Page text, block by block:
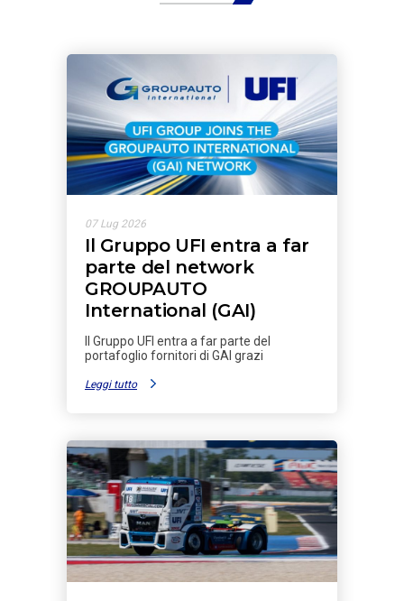
07 Lug 2026
Il Gruppo UFI entra a far
parte del network
GROUPAUTO
International (GAI)
Il Gruppo UFI entra a far parte del
portafoglio fornitori di GAI grazi
Leggi tutto